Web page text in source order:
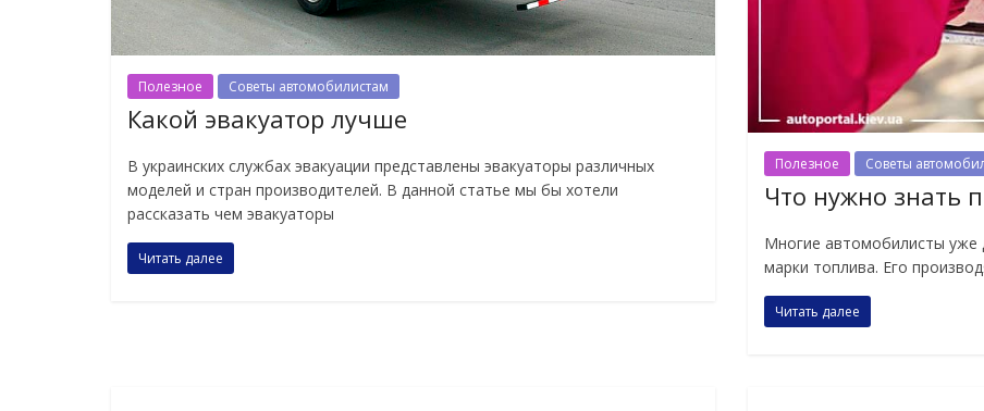
Полезное Советы автомобилистам
Какой эвакуатор лучше
В украинских службах эвакуации представлены эвакуаторы различных
моделей и стран производителей. В данной статье мы бы хотели
рассказать чем эвакуаторы
Читать далее
Полезное Советы
Что нужно знать
Многие автомобилисты уже
марки топлива. Его
Читать далее